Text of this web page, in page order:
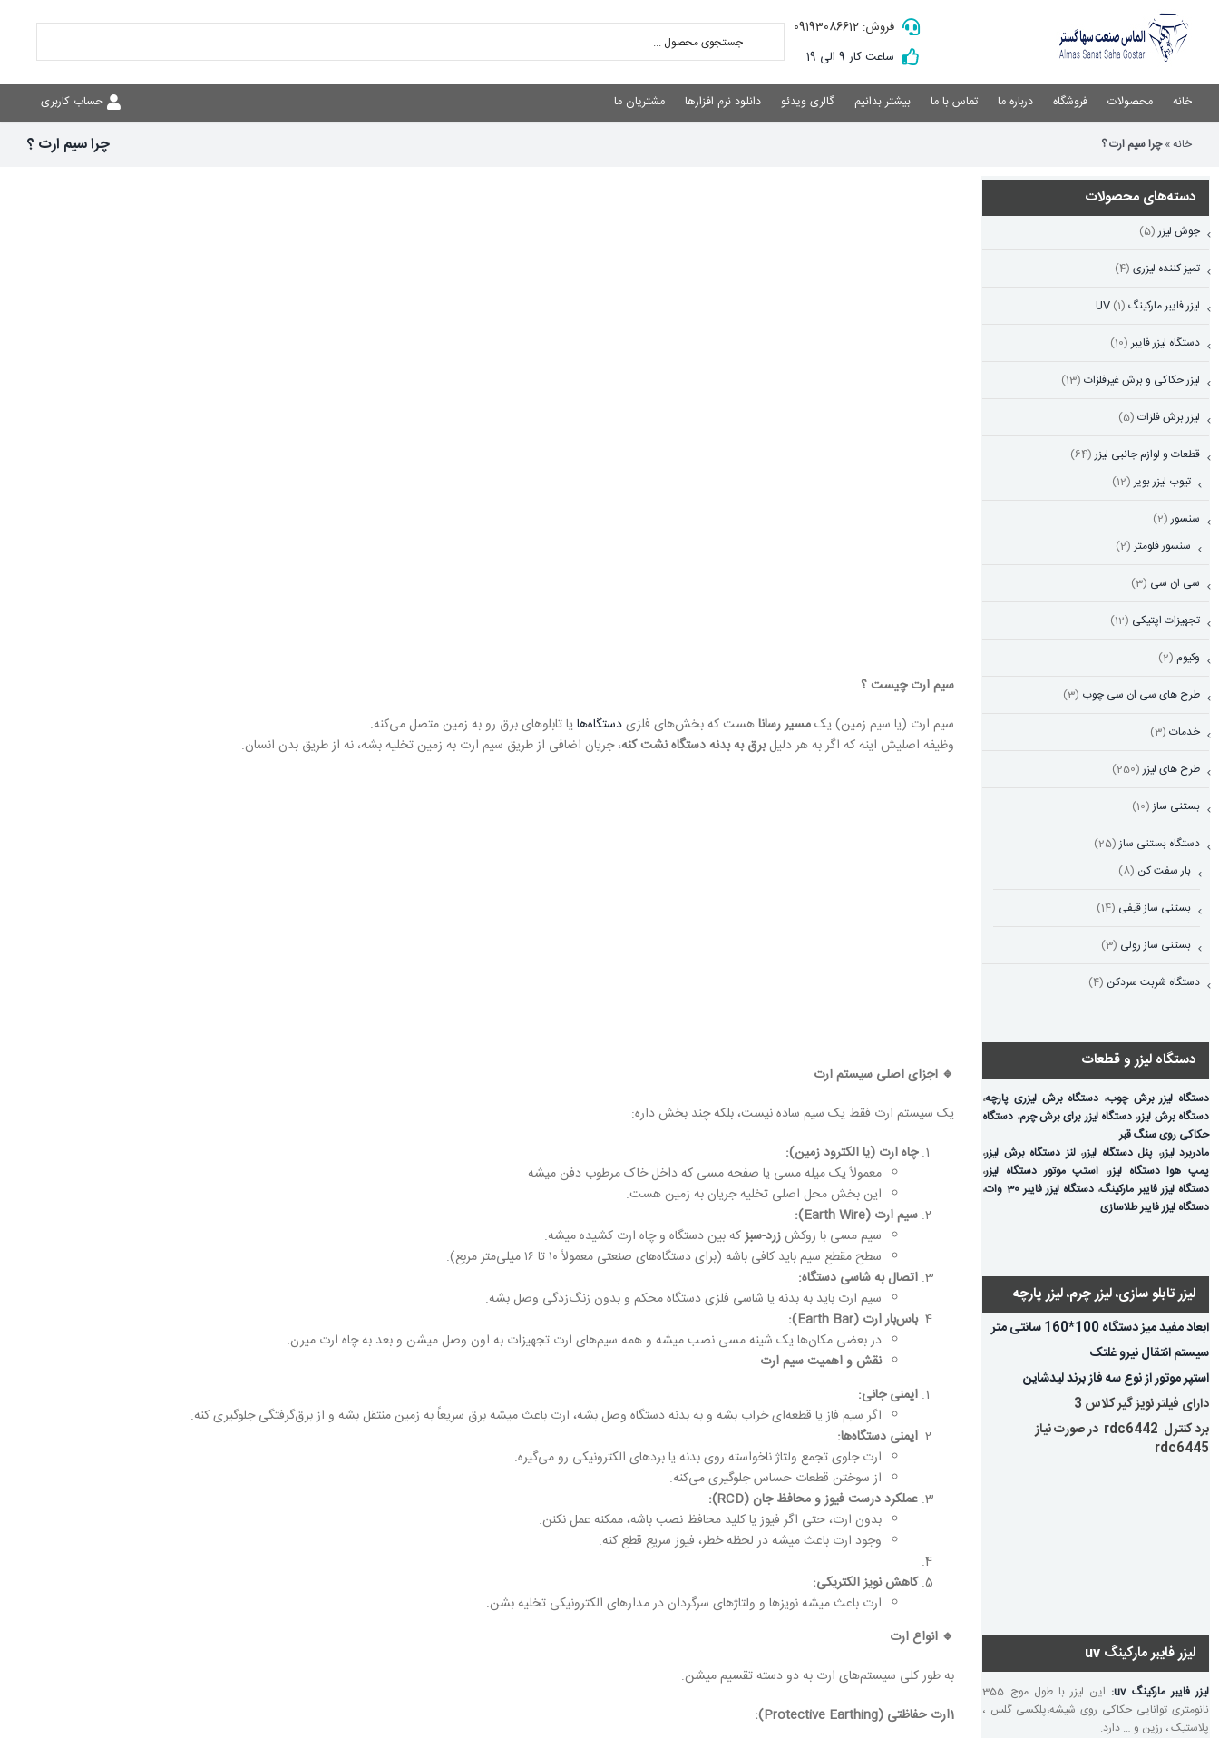
content
فروش: 09193086612
ساعت کار 9 الی 19
خانه محصولات فروشگاه درباره ما تماس با ما بیشتر بدانیم گالری ویدئو دانلود نرم افزارها مشتریان ما حساب کاربری
چرا سیم ارت ؟ خانه»چرا سیم ارت ؟
سیم ارت چیست ؟
سیم ارت (یا سیم زمین) یکمسیر رساناهست که بخش‌های فلزیدستگاه‌هایا تابلوهای برق رو به زمین متصل می‌کنه.
وظیفه اصلیش اینه که اگر به هر دلیلبرق به بدنه دستگاه نشت کنه، جریان اضافی از طریق سیم ارت به زمین تخلیه بشه، نه از طریق بدن انسان.
🔹 اجزای اصلی سیستم ارت
یک سیستم ارت فقط یک سیم ساده نیست، بلکه چند بخش داره:
چاه ارت (یا الکترود زمین):
معمولاً یک میله مسی یا صفحه مسی که داخل خاک مرطوب دفن میشه.
این بخش محل اصلی تخلیه جریان به زمین هست.
سیم ارت (Earth Wire):
سیم مسی با روکش زرد-سبزکه بین دستگاه و چاه ارت کشیده میشه.
سطح مقطع سیم باید کافی باشه (برای دستگاه‌های صنعتی معمولاً ۱۰ تا ۱۶ میلی‌متر مربع).
اتصال به شاسی دستگاه:
سیم ارت باید به بدنه یا شاسی فلزی دستگاه محکم و بدون زنگ‌زدگی وصل بشه.
باس‌بار ارت (Earth Bar):
در بعضی مکان‌ها یک شینه مسی نصب میشه و همه سیم‌های ارت تجهیزات به اون وصل میشن و بعد به چاه ارت میرن.
نقش و اهمیت سیم ارت
ایمنی جانی:
اگر سیم فاز یا قطعه‌ای خراب بشه و به بدنه دستگاه وصل بشه، ارت باعث میشه برق سریعاً به زمین منتقل بشه و از برق‌گرفتگی جلوگیری کنه.
ایمنی دستگاه‌ها:
ارت جلوی تجمع ولتاژ ناخواسته روی بدنه یا بردهای الکترونیکی رو می‌گیره.
از سوختن قطعات حساس جلوگیری می‌کنه.
عملکرد درست فیوز و محافظ جان (RCD):
بدون ارت، حتی اگر فیوز یا کلید محافظ نصب باشه، ممکنه عمل نکنن.
وجود ارت باعث میشه در لحظه خطر، فیوز سریع قطع کنه.
کاهش نویز الکتریکی:
ارت باعث میشه نویزها و ولتاژهای سرگردان در مدارهای الکترونیکی تخلیه بشن.
🔹 انواع ارت
به طور کلی سیستم‌های ارت به دو دسته تقسیم میشن:
1ارت حفاظتی
(Protective Earthing):
دسته‌های محصولات
جوش لیزر (5)
تمیز کننده لیزری (4)
لیزر فایبر مارکینگ UV (1)
دستگاه لیزر فایبر (10)
لیزر حکاکی و برش غیرفلزات (13)
لیزر برش فلزات (5)
قطعات و لوازم جانبی لیزر (64)
تیوب لیزر بویر (12)
سنسور (2)
سنسور فلومتر (2)
سی ان سی (3)
تجهیزات اپتیکی (12)
وکیوم (2)
طرح های سی ان سی چوب (3)
خدمات (3)
طرح های لیزر (250)
بستنی ساز (10)
دستگاه بستنی ساز (25)
بار سفت کن (8)
بستنی ساز قیفی (14)
بستنی ساز رولی (3)
دستگاه شربت سردکن (4)
دستگاه لیزر و قطعات
دستگاه لیزر برش چوب، دستگاه برش لیزری پارچه،
دستگاه برش لیزر، دستگاه لیزر برای برش چرم، دستگاه
حکاکی روی سنگ قبر
مادربرد لیزر، پنل دستگاه لیزر،لنز دستگاه برش لیزر،
پمپ هوا دستگاه لیزر، استپ موتور دستگاه لیزر،
دستگاه لیزر فایبر مارکینگ، دستگاه لیزر فایبر 30 وات
،
دستگاه لیزر فایبر طلاسازی
لیزر تابلو سازی، لیزر چرم، لیزر پارچه
ابعاد مفید میز دستگاه 100*160 سانتی متر
سیستم انتقال نیرو غلتک
استپر موتور از نوع سه فاز برند لیدشاین
دارای فیلتر نویز گیر کلاس 3
برد کنترل rdc6442 در صورت نیاز
rdc6445
لیزر فایبر مارکینگ uv
لیزر فایبر مارکینگ uv :
این لیزر با طول موج 355
نانومتری توانایی حکاکی روی شیشه،پلکسی گلس ،
پلاستیک ، رزین و … دارد.